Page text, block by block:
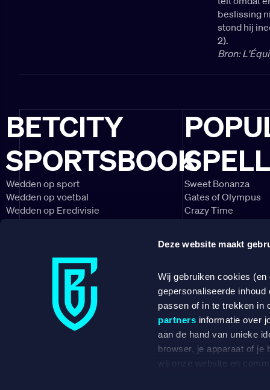
Deze website maakt
Wij gebruiken cookies
gepersonaliseerde
passen of in te trekken in
partners informatie over
aan de hand van unieke
browser, je apparaat of je
wij onze website en
beslissing
stond hij
2).
Bron:
BETCITY
SPORTSBOOK
Wedden op sport
Wedden op voetbal
Wedden op Eredivisie
Wedden op Ajax
Sweet Bonanza
Gates of Olympus
Crazy Time
Lightning Roulette
Book of Dead
CONTACT NIEUWSBRIEF
DOWNLOAD ONZE APP
Betent